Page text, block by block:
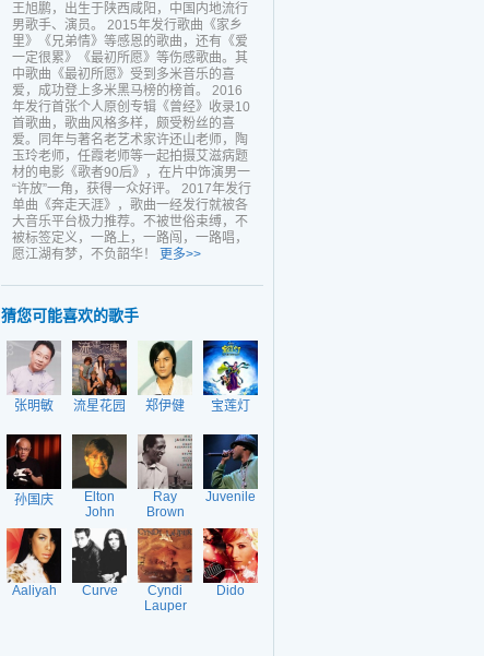
王旭鹏，出生于陕西咸阳，中国内地流行
男歌手、演员。 2015年发行歌曲《家乡
里》《兄弟情》等感恩的歌曲，还有《爱
一定很累》《最初所愿》等伤感歌曲。其
中歌曲《最初所愿》受到多米音乐的喜
爱，成功登上多米黑马榜的榜首。 2016
年发行首张个人原创专辑《曾经》收录10
首歌曲，歌曲风格多样，颇受粉丝的喜
爱。同年与著名老艺术家许还山老师，陶
玉玲老师，任霞老师等一起拍摄艾滋病题
材的电影《歌者90后》，在片中饰演男一
“许放”一角，获得一众好评。 2017年发行
单曲《奔走天涯》，歌曲一经发行就被各
大音乐平台极力推荐。不被世俗束缚，不
被标签定义，一路上，一路闯，一路唱，
愿江湖有梦，不负韶华！ 更多>>
猜您可能喜欢的歌手
张明敏 流星花园 郑伊健 宝莲灯
孙国庆
Elton
John
Ray
Brown
Juvenile
Aaliyah Curve
Cyndi
Lauper
Dido